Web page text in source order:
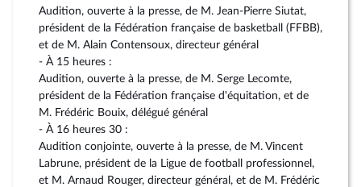
Audition, ouverte à la presse, de M. Jean-Pierre Siutat,
président de la Fédération française de basketball (FFBB),
et de M. Alain Contensoux, directeur général
- À 15 heures :
Audition, ouverte à la presse, de M. Serge Lecomte,
président de la Fédération française d'équitation, et de
M. Frédéric Bouix, délégué général
- À 16 heures 30 :
Audition conjointe, ouverte à la presse, de M. Vincent
Labrune, président de la Ligue de football professionnel,
et M. Arnaud Rouger, directeur général, et de M. Frédéric